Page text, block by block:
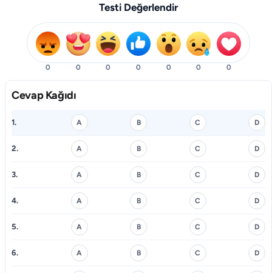
Testi Değerlendir
0 0 0 0 0 0 0
Cevap Kağıdı
1. A B C D
2. A B C D
3. A B C D
4. A B C D
5. A B C D
6. A B C D